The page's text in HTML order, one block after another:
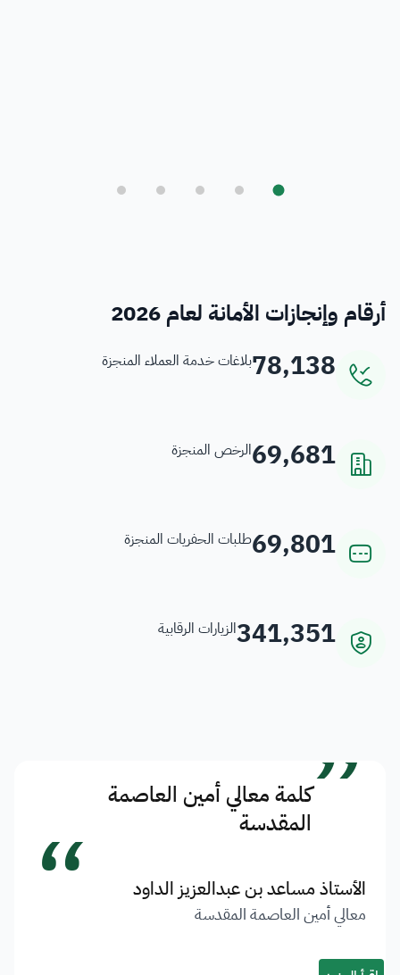
أرقام وإنجازات الأمانة لعام 2026
78,138بلاغات خدمة العملاء المنجزة
69,681الرخص المنجزة
69,801طلبات الحفريات المنجزة
341,351الزيارات الرقابية
”كلمة معالي أمين العاصمة
المقدسة
الأستاذ مساعد بن عبدالعزيز الداود
معالي أمين العاصمة المقدسة “